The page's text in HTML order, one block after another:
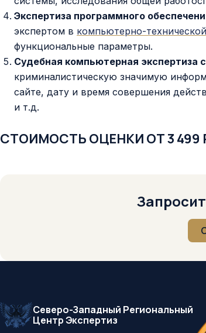
Экспертиза программного
экспертом в компьютерно-
функциональные параметры.
Судебная компьютерная экспертиза
криминалистическую значимую
сайте, дату и время совершения
и т.д.
СТОИМОСТЬ ОЦЕНКИ ОТ 3 499
Северо-Западный Региональный
Центр Экспертиз